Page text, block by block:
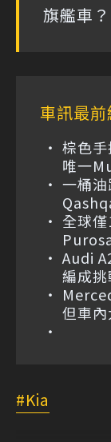
旗艦車？
車訊最前
棕色
唯一
一桶
全球
Audi
編成挑
但車
Kia